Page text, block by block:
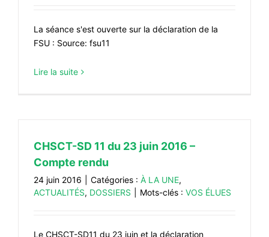
La séance s'est ouverte sur la déclaration de la
FSU : Source: fsu11
Lire la suite
CHSCT-SD 11 du 23 juin 2016 –
Compte rendu
24 juin 2016 Catégories : À LA UNE,
ACTUALITÉS, DOSSIERS Mots-clés : VOS ÉLUES
Le CHSCT-SD11 du 23 juin et la déclaration